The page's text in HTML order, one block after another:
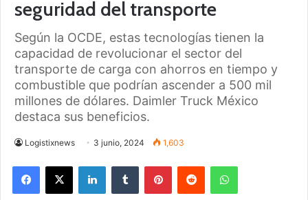
seguridad del transporte
Según la OCDE, estas tecnologías tienen la
capacidad de revolucionar el sector del
transporte de carga con ahorros en tiempo y
combustible que podrían ascender a 500 mil
millones de dólares. Daimler Truck México
destaca sus beneficios.
Logistixnews 3 junio, 2024 1,603